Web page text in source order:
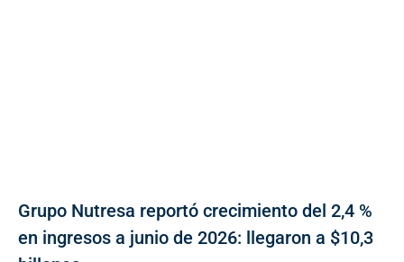
Grupo Nutresa reportó crecimiento del 2,4 %
en ingresos a junio de 2026: llegaron a $10,3